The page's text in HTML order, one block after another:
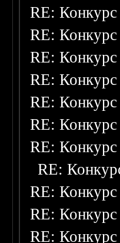
RE: Конкурс
RE: Конкурс
RE: Конкурс
RE: Конкурс
RE: Конкурс
RE: Конкурс
RE: Конкурс
RE:
RE: Конкурс
RE: Конкурс
RE: Конкурс